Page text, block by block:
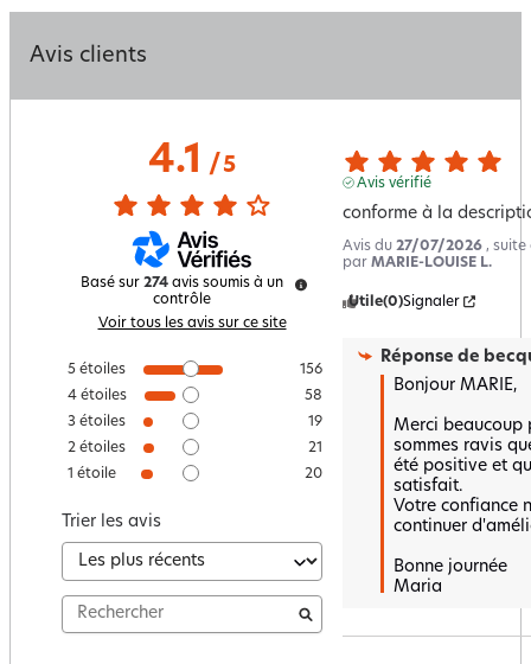
Avis clients
4.1/ 5
Basé sur 274 avis soumis à un
contrôle
Voir tous les avis sur ce site
5 étoiles
156
4 étoiles
58
3 étoiles
19
2 étoiles
21
1 étoile 20
Trier les avis
Avis vérifié
conforme à la
Avis du 27/07/2026 , suite
par MARIE-LOUISE L.
Utile(0)Signaler
Réponse de
Bonjour MARIE,
Merci beaucoup
sommes ravis
été positive et
satisfait.
Votre confiance
continuer
Bonne journée
Maria